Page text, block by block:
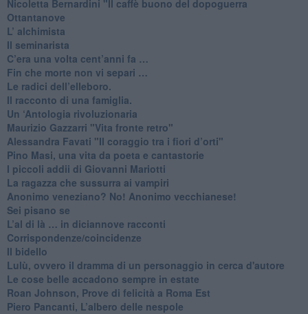
​Nicoletta Bernardini "Il caffè buono del dopoguerra
​Ottantanove
​L’ alchimista
Il seminarista
​C’era una volta cent’anni fa …
​Fin che morte non vi separi …
​Le radici dell’elleboro.
​Il racconto di una famiglia.
Un ‘Antologia rivoluzionaria
​Maurizio Gazzarri "Vita fronte retro"
​Alessandra Favati "Il coraggio tra i fiori d’orti"
​Pino Masi, una vita da poeta e cantastorie
​I piccoli addii di Giovanni Mariotti
​La ragazza che sussurra ai vampiri
​Anonimo veneziano? No! Anonimo vecchianese!
​Sei pisano se
​L’al di là … in diciannove racconti
Corrispondenze/coincidenze
Il bidello
Lulù, ovvero il dramma di un personaggio in cerca d'autore
Le cose belle accadono sempre in estate
Roan Johnson, Prove di felicità a Roma Est
Piero Pancanti, L’albero delle nespole